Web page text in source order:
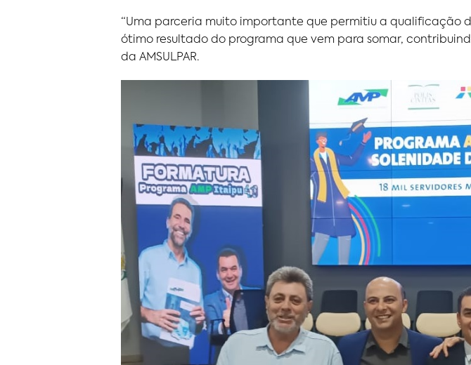
“Uma parceria muito importante que permitiu a qualificação
ótimo resultado do programa que vem para somar,
da AMSULPAR.